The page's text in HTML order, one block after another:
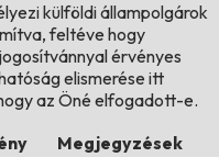
külföldi állampolgárok
feltéve hogy
érvényes
elismerése itt
az Öné elfogadott-e.
Megjegyzések